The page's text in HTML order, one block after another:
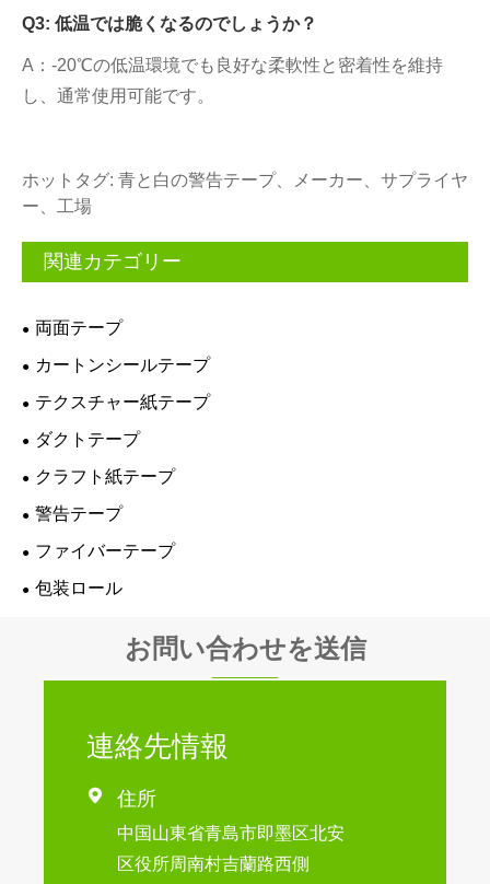
Q3: 低温では脆くなるのでしょうか？
A：-20℃の低温環境でも良好な柔軟性と密着性を維持
し、通常使用可能です。
ホットタグ: 青と白の警告テープ、メーカー、サプライヤ
ー、工場
関連カテゴリー
両面テープ
カートンシールテープ
テクスチャー紙テープ
ダクトテープ
クラフト紙テープ
警告テープ
ファイバーテープ
包装ロール
お問い合わせを送信
連絡先情報
 住所
中国山東省青島市即墨区北安
区役所周南村吉蘭路西側